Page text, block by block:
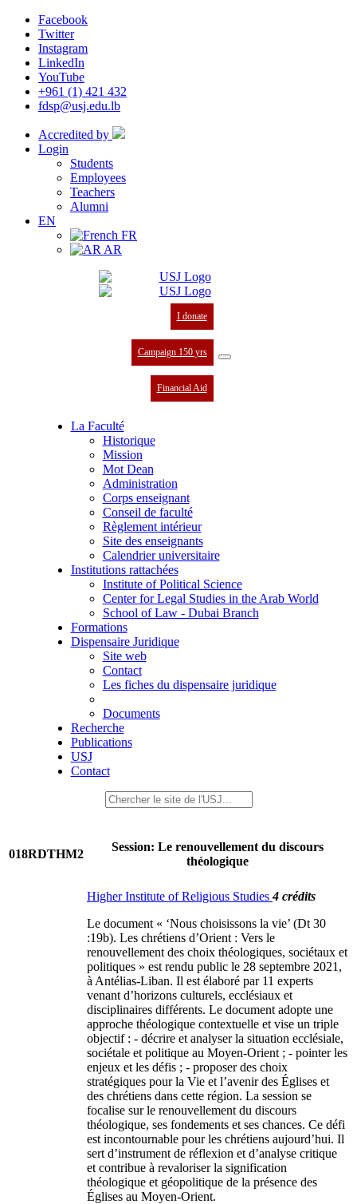
Facebook
Twitter
Instagram
LinkedIn
YouTube
+961 (1) 421 432
fdsp@usj.edu.lb
Accredited by
Login
Students
Employees
Teachers
Alumni
EN
FR
AR
I donate
Campaign 150 yrs
Financial Aid
La Faculté
Historique
Mission
Mot Dean
Administration
Corps enseignant
Conseil de faculté
Règlement intérieur
Site des enseignants
Calendrier universitaire
Institutions rattachées
Institute of Political Science
Center for Legal Studies in the Arab World
School of Law - Dubai Branch
Formations
Dispensaire Juridique
Site web
Contact
Les fiches du dispensaire juridique
Documents
Recherche
Publications
USJ
Contact
018RDTHM2
Session: Le renouvellement du discours
théologique
Higher Institute of Religious Studies4 crédits
Le document « ‘Nous choisissons la vie’ (Dt 30
:19b). Les chrétiens d’Orient : Vers le
renouvellement des choix théologiques, sociétaux et
politiques » est rendu public le 28 septembre 2021,
à Antélias-Liban. Il est élaboré par 11 experts
venant d’horizons culturels, ecclésiaux et
disciplinaires différents. Le document adopte une
approche théologique contextuelle et vise un triple
objectif : - décrire et analyser la situation ecclésiale,
sociétale et politique au Moyen-Orient ; - pointer les
enjeux et les défis ; - proposer des choix
stratégiques pour la Vie et l’avenir des Églises et
des chrétiens dans cette région. La session se
focalise sur le renouvellement du discours
théologique, ses fondements et ses chances. Ce défi
est incontournable pour les chrétiens aujourd’hui. Il
sert d’instrument de réflexion et d’analyse critique
et contribue à revaloriser la signification
théologique et géopolitique de la présence des
Églises au Moyen-Orient.